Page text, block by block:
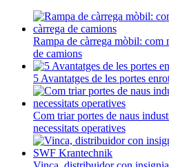
Rampa de càrrega mòbil: com
de camions
5 Avantatges de les portes
Com triar portes de naus
necessitats operatives